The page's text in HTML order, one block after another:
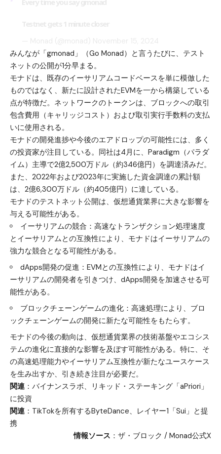
みんなが「gmonad」（Go Monad）と言うたびに、テスト
ネットの公開が1分早まる。
モナドは、既存のイーサリアムコードベースを単に模倣した
ものではなく、新たに設計されたEVMを一から構築している
点が特徴だ。ネットワークのトークンは、ブロックへの取引
包含費用（キャリッジコスト）および取引実行手数料の支払
いに使用される。
モナドの開発進捗や今後のエアドロップの可能性には、多く
の投資家が注目している。同社は4月に、Paradigm（パラダ
イム）主導で2億2,500万ドル（約346億円）を調達済みだ。
また、2022年および2023年に実施した資金調達の累計額
は、2億6,300万ドル（約405億円）に達している。
モナドのテストネット公開は、仮想通貨業界に大きな影響を
与える可能性がある。
イーサリアムの競合：高速なトランザクション処理速度
とイーサリアムとの互換性により、モナドはイーサリアムの
強力な競合となる可能性がある。
dApps開発の促進：EVMとの互換性により、モナドはイ
ーサリアムの開発者を引きつけ、dApps開発を加速させる可
能性がある。
ブロックチェーンゲームの進化：高速処理により、ブロ
ックチェーンゲームの開発に新たな可能性をもたらす。
モナドの今後の動向は、仮想通貨業界の技術基盤やエコシス
テムの進化に直接的な影響を及ぼす可能性がある。特に、そ
の高速処理能力やイーサリアム互換性が新たなユースケース
を生み出すか、引き続き注目が必要だ。
関連 ： バイナンスラボ、リキッド・ステーキング「aPriori」
に投資
関連 ： TikTokを所有するByteDance、レイヤー1「Sui」と提
携
情報ソース ： ザ・ブロック / Monad公式X